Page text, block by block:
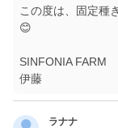
この度は、固定種
😊
SINFONIA FARM
伊藤
ラナナ